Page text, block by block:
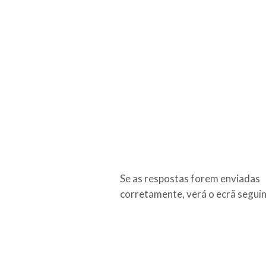
Se as respostas forem enviadas
corretamente, verá o ecrã